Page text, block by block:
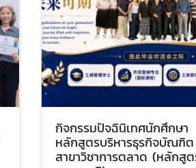
กิจกรรมปัจฉินิเทศนักศึกษา
หลักสูตรบริหารธุรกิจบัณฑิต
สาขาวิชาการตลาด (หลักสู